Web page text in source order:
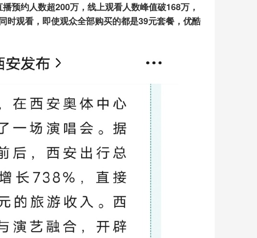
预约人数超200万，线上观看人数峰值破168万，
时观看，即使观众全部购买的都是39元套餐，优酷